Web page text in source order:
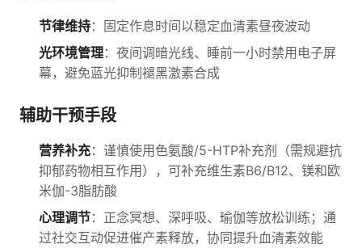
节律维持：固定作息时间以稳定血清素昼夜波动
光环境管理：夜间调暗光线、睡前一小时禁用电子屏
幕，避免蓝光抑制褪黑激素合成
辅助干预手段
营养补充：谨慎使用色氨酸/5-HTP补充剂（需规避抗
抑郁药物相互作用），可补充维生素B6/B12、镁和欧
米伽-3脂肪酸
心理调节：正念冥想、深呼吸、瑜伽等放松训练；通
过社交互动促进催产素释放，协同提升血清素效能